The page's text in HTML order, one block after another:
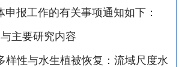
申报工作的有关事项通知如下：
主要研究内容
样性与水生植被恢复：流域尺度水